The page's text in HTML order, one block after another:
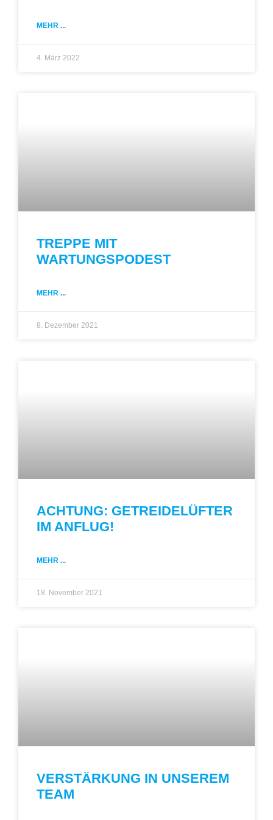
MEHR ...
4. März 2022
TREPPE MIT
WARTUNGSPODEST
MEHR ...
8. Dezember 2021
ACHTUNG: GETREIDELÜFTER
IM ANFLUG!
MEHR ...
18. November 2021
VERSTÄRKUNG IN UNSEREM
TEAM